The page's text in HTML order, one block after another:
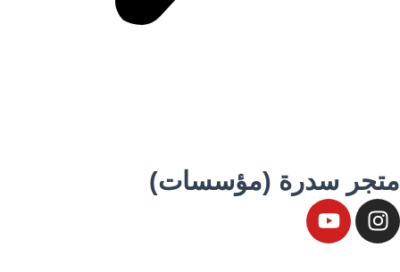
متجر سدرة (مؤسسات)